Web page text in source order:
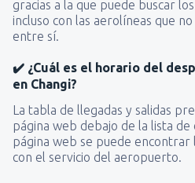
gracias a la que puede buscar
incluso con las aerolíneas que
entre sí.
✔️ ¿Cuál es el horario del
en Changi?
La tabla de llegadas y salidas
página web debajo de la lista de
página web se puede encontrar
con el servicio del aeropuerto.